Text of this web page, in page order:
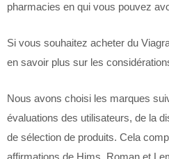
pharmacies en qui vous pouvez
Si vous souhaitez acheter du
en savoir plus sur les
Nous avons choisi les marques
évaluations des utilisateurs, de la
de sélection de produits. Cela
affirmations de Hims, Roman et